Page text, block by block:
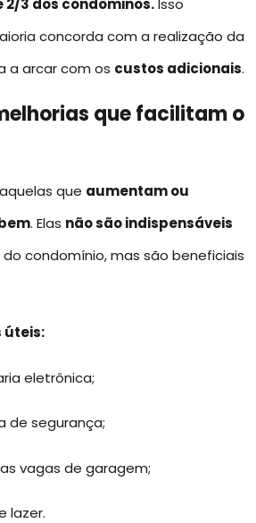
3 dos condôminos.Isso
concorda com a realização da
a arcar com os custos adicionais.
que facilitam o
que aumentam ou
. Elas não são indispensáveis
condomínio, mas são beneficiais
úteis:
eletrônica;
de segurança;
vagas de garagem;
lazer.